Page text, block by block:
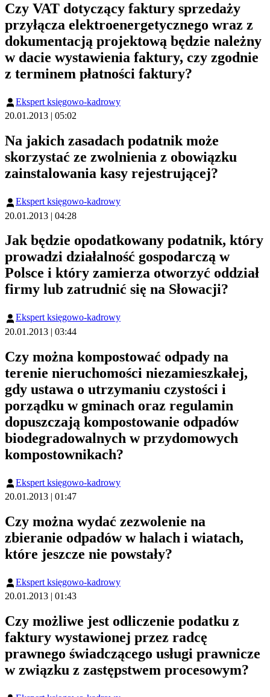
Czy VAT dotyczący faktury sprzedaży
przyłącza elektroenergetycznego wraz z
dokumentacją projektową będzie należny
w dacie wystawienia faktury, czy zgodnie
z terminem płatności faktury?
Ekspert księgowo-kadrowy
20.01.2013 | 05:02
Na jakich zasadach podatnik może
skorzystać ze zwolnienia z obowiązku
zainstalowania kasy rejestrującej?
Ekspert księgowo-kadrowy
20.01.2013 | 04:28
Jak będzie opodatkowany podatnik, który
prowadzi działalność gospodarczą w
Polsce i który zamierza otworzyć oddział
firmy lub zatrudnić się na Słowacji?
Ekspert księgowo-kadrowy
20.01.2013 | 03:44
Czy można kompostować odpady na
terenie nieruchomości niezamieszkałej,
gdy ustawa o utrzymaniu czystości i
porządku w gminach oraz regulamin
dopuszczają kompostowanie odpadów
biodegradowalnych w przydomowych
kompostownikach?
Ekspert księgowo-kadrowy
20.01.2013 | 01:47
Czy można wydać zezwolenie na
zbieranie odpadów w halach i wiatach,
które jeszcze nie powstały?
Ekspert księgowo-kadrowy
20.01.2013 | 01:43
Czy możliwe jest odliczenie podatku z
faktury wystawionej przez radcę
prawnego świadczącego usługi prawnicze
w związku z zastępstwem procesowym?